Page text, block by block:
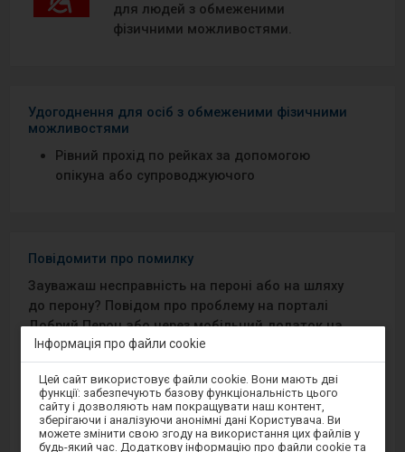
для людей з обмеженими
фізичними можливостями.
Удогоднення для осіб з обмеженими фізичними
можливостями
Рівний прохід по рейках за допомогою
опікуна або супроводжуючого
Повідомити про помилку
Зауважаш несправність на пероні або на шляху
до перону? Повідом про проблему на порталі
Добрий Перон або через мобільний додаток на
Android/iOS.
Sprawny Peron
Google Play
Інформація про файли cookie
Увага,
ви
перебуваєте
модальному
вікні.
Цей сайт використовує файли cookie. Вони мають дві
функції: забезпечують базову функціональність цього
сайту і дозволяють нам покращувати наш контент,
зберігаючи і аналізуючи анонімні дані Користувача. Ви
можете змінити свою згоду на використання цих файлів у
будь-який час. Додаткову інформацію про файли cookie та